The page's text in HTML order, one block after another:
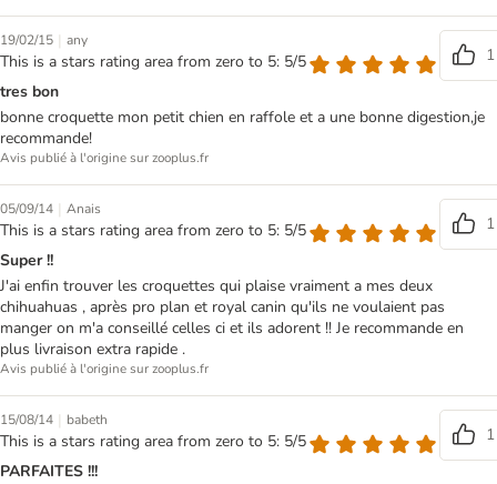
19/02/15 | any
This is a stars rating area from zero to 5: 5/5
1
tres bon
bonne croquette mon petit chien en raffole et a une bonne digestion,je
recommande!
Avis publié à l'origine sur zooplus.fr
05/09/14 | Anais
This is a stars rating area from zero to 5: 5/5
1
Super !!
J'ai enfin trouver les croquettes qui plaise vraiment a mes deux
chihuahuas , après pro plan et royal canin qu'ils ne voulaient pas
manger on m'a conseillé celles ci et ils adorent !! Je recommande en
plus livraison extra rapide .
Avis publié à l'origine sur zooplus.fr
15/08/14 | babeth
This is a stars rating area from zero to 5: 5/5
1
PARFAITES !!!